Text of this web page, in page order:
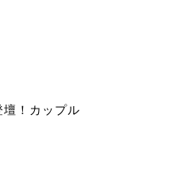
壇！カップル